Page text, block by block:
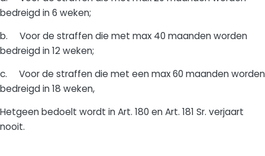
bedreigd in 6 weken;
b. Voor de straffen die met max 40 maanden worden
bedreigd in 12 weken;
c. Voor de straffen die met een max 60 maanden worden
bedreigd in 18 weken,
Hetgeen bedoelt wordt in Art. 180 en Art. 181 Sr. verjaart
nooit.